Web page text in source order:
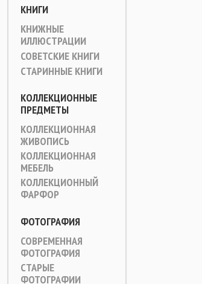
КНИГИ
КНИЖНЫЕ
ИЛЛЮСТРАЦИИ
СОВЕТСКИЕ КНИГИ
СТАРИННЫЕ КНИГИ
КОЛЛЕКЦИОННЫЕ
ПРЕДМЕТЫ
КОЛЛЕКЦИОННАЯ
ЖИВОПИСЬ
КОЛЛЕКЦИОННАЯ
МЕБЕЛЬ
КОЛЛЕКЦИОННЫЙ
ФАРФОР
ФОТОГРАФИЯ
СОВРЕМЕННАЯ
ФОТОГРАФИЯ
СТАРЫЕ
ФОТОГРАФИИ